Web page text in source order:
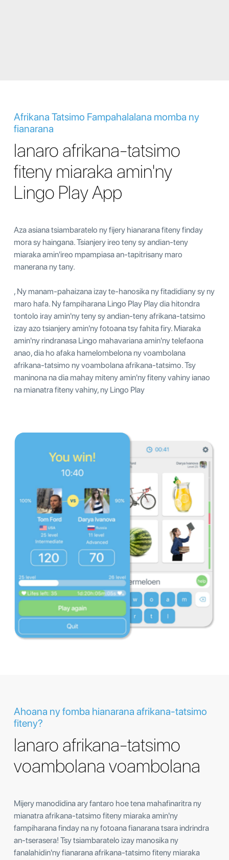
Afrikana Tatsimo Fampahalalana momba ny
fianarana
Ianaro afrikana-tatsimo
fiteny miaraka amin'ny
Lingo Play App
Aza asiana tsiambaratelo ny fijery hianarana fiteny finday
mora sy haingana. Tsianjery ireo teny sy andian-teny
miaraka amin'ireo mpampiasa an-tapitrisany maro
manerana ny tany.
, Ny manam-pahaizana izay te-hanosika ny fitadidiany sy ny
maro hafa. Ny fampiharana Lingo Play Play dia hitondra
tontolo iray amin'ny teny sy andian-teny afrikana-tatsimo
izay azo tsianjery amin'ny fotoana tsy fahita firy. Miaraka
amin'ny rindranasa Lingo mahavariana amin'ny telefaona
anao, dia ho afaka hamelombelona ny voambolana
afrikana-tatsimo ny voambolana afrikana-tatsimo. Tsy
maninona na dia mahay miteny amin'ny fiteny vahiny ianao
na mianatra fiteny vahiny, ny Lingo Play
Ahoana ny fomba hianarana afrikana-tatsimo
fiteny?
Ianaro afrikana-tatsimo
voambolana voambolana
Mijery manodidina ary fantaro hoe tena mahafinaritra ny
mianatra afrikana-tatsimo fiteny miaraka amin'ny
fampiharana finday na ny fotoana fianarana tsara indrindra
an-tserasera! Tsy tsiambaratelo izay manosika ny
fanalahidin'ny fianarana afrikana-tatsimo fiteny miaraka